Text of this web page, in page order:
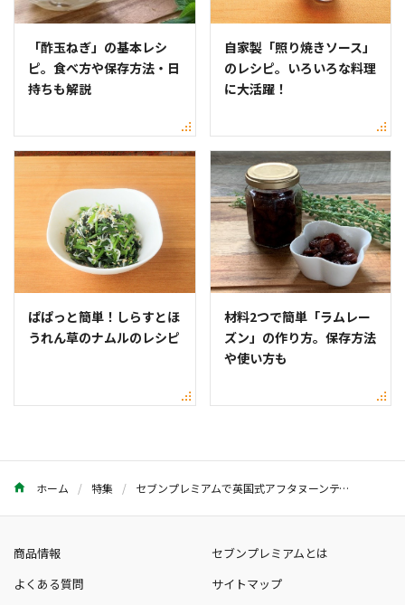
「酢玉ねぎ」の基本レシ
ピ。食べ方や保存方法・日
持ちも解説
自家製「照り焼きソース」
のレシピ。いろいろな料理
に大活躍！
ぱぱっと簡単！しらすとほ
うれん草のナムルのレシピ
材料2つで簡単「ラムレー
ズン」の作り方。保存方法
や使い方も
ホーム 特集 セブンプレミアムで英国式アフタヌーンティーが再現できる説
商品情報
セブンプレミアムとは
よくある質問
サイトマップ